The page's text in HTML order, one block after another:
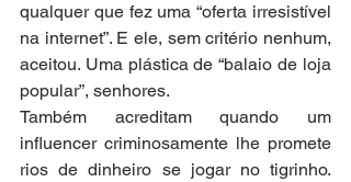
qualquer que fez uma “oferta irresistível
na internet”. E ele, sem critério nenhum,
aceitou. Uma plástica de “balaio de loja
popular”, senhores.
Também acreditam quando um
influencer criminosamente lhe promete
rios de dinheiro se jogar no tigrinho.